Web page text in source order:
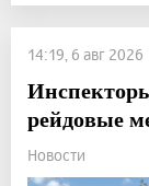
14:19, 6 авг 2026
рейдовые
Новости